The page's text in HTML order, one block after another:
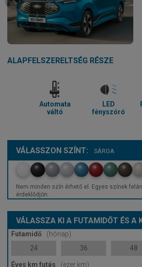
ALAPFELSZERELTSÉG RÉSZE
Automata
váltó
LED
fényszóró
VÁLASSZON SZÍNT: SÁRGA
Nem minden szín érhető el. Egyes színek
érdeklődjön.
VÁLASSZA KI A FUTAMIDŐT ÉS A
Futamidő
(hónap)
24
36 48
Éves km futás
(ezer km)